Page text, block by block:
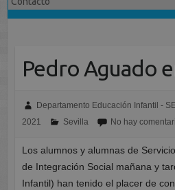
Pedro Aguado
Departamento Educación Infantil -
2021
Sevilla No hay
Los alumnos y alumnas de
de Integración Social mañana y
Infantil) han tenido el placer de